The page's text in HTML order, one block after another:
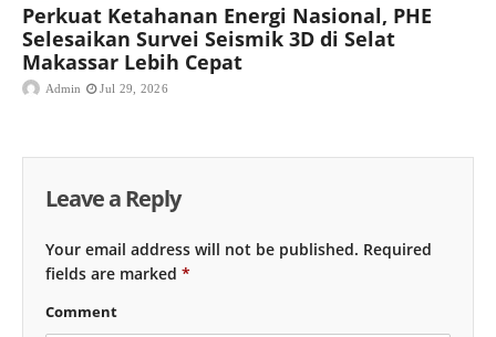
Perkuat Ketahanan Energi Nasional, PHE
Selesaikan Survei Seismik 3D di Selat
Makassar Lebih Cepat
Admin Jul 29, 2026
Leave a Reply
Your email address will not be published. Required
fields are marked *
Comment